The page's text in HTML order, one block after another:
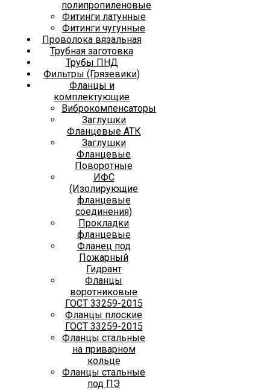
полипропиленовые
Фитинги латунные
Фитинги чугунные
Проволока вязальная
Трубная заготовка
Трубы ПНД
Фильтры (Грязевики)
Фланцы и
комплектующие
Виброкомпенсаторы
Заглушки
Фланцевые АТК
Заглушки
Фланцевые
Поворотные
ИФС
(Изолирующие
фланцевые
соединения)
Прокладки
фланцевые
Фланец под
Пожарный
Гидрант
Фланцы
воротниковые
ГОСТ 33259-2015
Фланцы плоские
ГОСТ 33259-2015
Фланцы стальные
на приварном
кольце
Фланцы стальные
под ПЭ